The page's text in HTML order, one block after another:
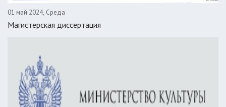
01 май 2024, Среда
Магистерская диссертация